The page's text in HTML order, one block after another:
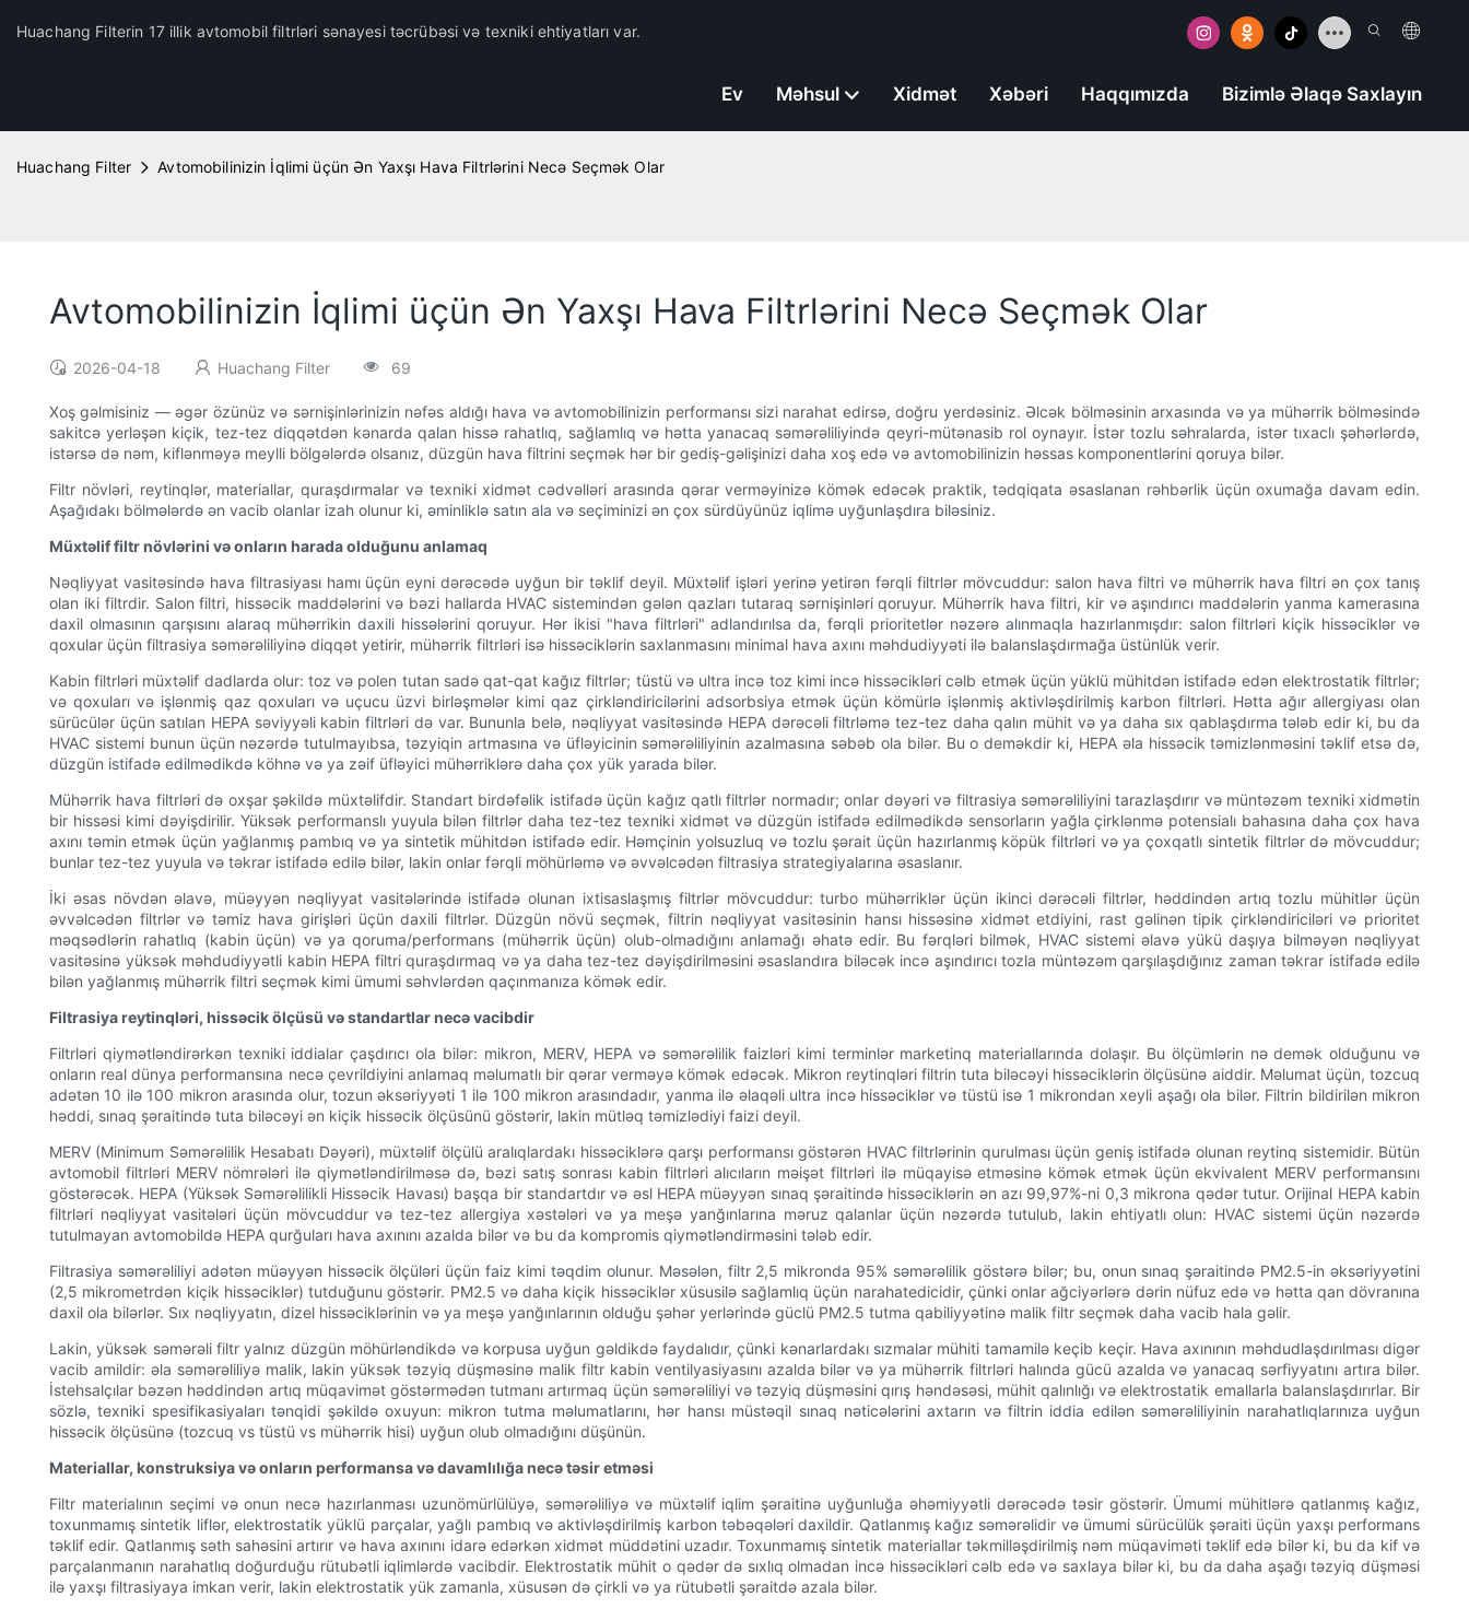
Huachang Filterin 17 illik avtomobil filtrləri sənayesi təcrübəsi və texniki ehtiyatları var.
Ev Məhsul Xidmət Xəbəri Haqqımızda Bizimlə Əlaqə Saxlayın
Huachang Filter Avtomobilinizin İqlimi üçün Ən Yaxşı Hava Filtrlərini Necə Seçmək Olar
Avtomobilinizin İqlimi üçün Ən Yaxşı Hava Filtrlərini Necə Seçmək Olar
2026-04-18 Huachang Filter 69
Xoş gəlmisiniz — əgər özünüz və sərnişinlərinizin nəfəs aldığı hava və avtomobilinizin performansı sizi narahat edirsə, doğru yerdəsiniz. Əlcək bölməsinin arxasında və ya mühərrik bölməsində
sakitcə yerləşən kiçik, tez-tez diqqətdən kənarda qalan hissə rahatlıq, sağlamlıq və hətta yanacaq səmərəliliyində qeyri-mütənasib rol oynayır. İstər tozlu səhralarda, istər tıxaclı şəhərlərdə,
istərsə də nəm, kiflənməyə meylli bölgələrdə olsanız, düzgün hava filtrini seçmək hər bir gediş-gəlişinizi daha xoş edə və avtomobilinizin həssas komponentlərini qoruya bilər.
Filtr növləri, reytinqlər, materiallar, quraşdırmalar və texniki xidmət cədvəlləri arasında qərar verməyinizə kömək edəcək praktik, tədqiqata əsaslanan rəhbərlik üçün oxumağa davam edin.
Aşağıdakı bölmələrdə ən vacib olanlar izah olunur ki, əminliklə satın ala və seçiminizi ən çox sürdüyünüz iqlimə uyğunlaşdıra biləsiniz.
Müxtəlif filtr növlərini və onların harada olduğunu anlamaq
Nəqliyyat vasitəsində hava filtrasiyası hamı üçün eyni dərəcədə uyğun bir təklif deyil. Müxtəlif işləri yerinə yetirən fərqli filtrlər mövcuddur: salon hava filtri və mühərrik hava filtri ən çox tanış
olan iki filtrdir. Salon filtri, hissəcik maddələrini və bəzi hallarda HVAC sistemindən gələn qazları tutaraq sərnişinləri qoruyur. Mühərrik hava filtri, kir və aşındırıcı maddələrin yanma kamerasına
daxil olmasının qarşısını alaraq mühərrikin daxili hissələrini qoruyur. Hər ikisi "hava filtrləri" adlandırılsa da, fərqli prioritetlər nəzərə alınmaqla hazırlanmışdır: salon filtrləri kiçik hissəciklər və
qoxular üçün filtrasiya səmərəliliyinə diqqət yetirir, mühərrik filtrləri isə hissəciklərin saxlanmasını minimal hava axını məhdudiyyəti ilə balanslaşdırmağa üstünlük verir.
Kabin filtrləri müxtəlif dadlarda olur: toz və polen tutan sadə qat-qat kağız filtrlər; tüstü və ultra incə toz kimi incə hissəcikləri cəlb etmək üçün yüklü mühitdən istifadə edən elektrostatik filtrlər;
və qoxuları və işlənmiş qaz qoxuları və uçucu üzvi birləşmələr kimi qaz çirkləndiricilərini adsorbsiya etmək üçün kömürlə işlənmiş aktivləşdirilmiş karbon filtrləri. Hətta ağır allergiyası olan
sürücülər üçün satılan HEPA səviyyəli kabin filtrləri də var. Bununla belə, nəqliyyat vasitəsində HEPA dərəcəli filtrləmə tez-tez daha qalın mühit və ya daha sıx qablaşdırma tələb edir ki, bu da
HVAC sistemi bunun üçün nəzərdə tutulmayıbsa, təzyiqin artmasına və üfləyicinin səmərəliliyinin azalmasına səbəb ola bilər. Bu o deməkdir ki, HEPA əla hissəcik təmizlənməsini təklif etsə də,
düzgün istifadə edilmədikdə köhnə və ya zəif üfləyici mühərriklərə daha çox yük yarada bilər.
Mühərrik hava filtrləri də oxşar şəkildə müxtəlifdir. Standart birdəfəlik istifadə üçün kağız qatlı filtrlər normadır; onlar dəyəri və filtrasiya səmərəliliyini tarazlaşdırır və müntəzəm texniki xidmətin
bir hissəsi kimi dəyişdirilir. Yüksək performanslı yuyula bilən filtrlər daha tez-tez texniki xidmət və düzgün istifadə edilmədikdə sensorların yağla çirklənmə potensialı bahasına daha çox hava
axını təmin etmək üçün yağlanmış pambıq və ya sintetik mühitdən istifadə edir. Həmçinin yolsuzluq və tozlu şərait üçün hazırlanmış köpük filtrləri və ya çoxqatlı sintetik filtrlər də mövcuddur;
bunlar tez-tez yuyula və təkrar istifadə edilə bilər, lakin onlar fərqli möhürləmə və əvvəlcədən filtrasiya strategiyalarına əsaslanır.
İki əsas növdən əlavə, müəyyən nəqliyyat vasitələrində istifadə olunan ixtisaslaşmış filtrlər mövcuddur: turbo mühərriklər üçün ikinci dərəcəli filtrlər, həddindən artıq tozlu mühitlər üçün
əvvəlcədən filtrlər və təmiz hava girişləri üçün daxili filtrlər. Düzgün növü seçmək, filtrin nəqliyyat vasitəsinin hansı hissəsinə xidmət etdiyini, rast gəlinən tipik çirkləndiriciləri və prioritet
məqsədlərin rahatlıq (kabin üçün) və ya qoruma/performans (mühərrik üçün) olub-olmadığını anlamağı əhatə edir. Bu fərqləri bilmək, HVAC sistemi əlavə yükü daşıya bilməyən nəqliyyat
vasitəsinə yüksək məhdudiyyətli kabin HEPA filtri quraşdırmaq və ya daha tez-tez dəyişdirilməsini əsaslandıra biləcək incə aşındırıcı tozla müntəzəm qarşılaşdığınız zaman təkrar istifadə edilə
bilən yağlanmış mühərrik filtri seçmək kimi ümumi səhvlərdən qaçınmanıza kömək edir.
Filtrasiya reytinqləri, hissəcik ölçüsü və standartlar necə vacibdir
Filtrləri qiymətləndirərkən texniki iddialar çaşdırıcı ola bilər: mikron, MERV, HEPA və səmərəlilik faizləri kimi terminlər marketinq materiallarında dolaşır. Bu ölçümlərin nə demək olduğunu və
onların real dünya performansına necə çevrildiyini anlamaq məlumatlı bir qərar verməyə kömək edəcək. Mikron reytinqləri filtrin tuta biləcəyi hissəciklərin ölçüsünə aiddir. Məlumat üçün, tozcuq
adətən 10 ilə 100 mikron arasında olur, tozun əksəriyyəti 1 ilə 100 mikron arasındadır, yanma ilə əlaqəli ultra incə hissəciklər və tüstü isə 1 mikrondan xeyli aşağı ola bilər. Filtrin bildirilən mikron
həddi, sınaq şəraitində tuta biləcəyi ən kiçik hissəcik ölçüsünü göstərir, lakin mütləq təmizlədiyi faizi deyil.
MERV (Minimum Səmərəlilik Hesabatı Dəyəri), müxtəlif ölçülü aralıqlardakı hissəciklərə qarşı performansı göstərən HVAC filtrlərinin qurulması üçün geniş istifadə olunan reytinq sistemidir. Bütün
avtomobil filtrləri MERV nömrələri ilə qiymətləndirilməsə də, bəzi satış sonrası kabin filtrləri alıcıların məişət filtrləri ilə müqayisə etməsinə kömək etmək üçün ekvivalent MERV performansını
göstərəcək. HEPA (Yüksək Səmərəlilikli Hissəcik Havası) başqa bir standartdır və əsl HEPA müəyyən sınaq şəraitində hissəciklərin ən azı 99,97%-ni 0,3 mikrona qədər tutur. Orijinal HEPA kabin
filtrləri nəqliyyat vasitələri üçün mövcuddur və tez-tez allergiya xəstələri və ya meşə yanğınlarına məruz qalanlar üçün nəzərdə tutulub, lakin ehtiyatlı olun: HVAC sistemi üçün nəzərdə
tutulmayan avtomobildə HEPA qurğuları hava axınını azalda bilər və bu da kompromis qiymətləndirməsini tələb edir.
Filtrasiya səmərəliliyi adətən müəyyən hissəcik ölçüləri üçün faiz kimi təqdim olunur. Məsələn, filtr 2,5 mikronda 95% səmərəlilik göstərə bilər; bu, onun sınaq şəraitində PM2.5-in əksəriyyətini
(2,5 mikrometrdən kiçik hissəciklər) tutduğunu göstərir. PM2.5 və daha kiçik hissəciklər xüsusilə sağlamlıq üçün narahatedicidir, çünki onlar ağciyərlərə dərin nüfuz edə və hətta qan dövranına
daxil ola bilərlər. Sıx nəqliyyatın, dizel hissəciklərinin və ya meşə yanğınlarının olduğu şəhər yerlərində güclü PM2.5 tutma qabiliyyətinə malik filtr seçmək daha vacib hala gəlir.
Lakin, yüksək səmərəli filtr yalnız düzgün möhürləndikdə və korpusa uyğun gəldikdə faydalıdır, çünki kənarlardakı sızmalar mühiti tamamilə keçib keçir. Hava axınının məhdudlaşdırılması digər
vacib amildir: əla səmərəliliyə malik, lakin yüksək təzyiq düşməsinə malik filtr kabin ventilyasiyasını azalda bilər və ya mühərrik filtrləri halında gücü azalda və yanacaq sərfiyyatını artıra bilər.
İstehsalçılar bəzən həddindən artıq müqavimət göstərmədən tutmanı artırmaq üçün səmərəliliyi və təzyiq düşməsini qırış həndəsəsi, mühit qalınlığı və elektrostatik emallarla balanslaşdırırlar. Bir
sözlə, texniki spesifikasiyaları tənqidi şəkildə oxuyun: mikron tutma məlumatlarını, hər hansı müstəqil sınaq nəticələrini axtarın və filtrin iddia edilən səmərəliliyinin narahatlıqlarınıza uyğun
hissəcik ölçüsünə (tozcuq vs tüstü vs mühərrik hisi) uyğun olub olmadığını düşünün.
Materiallar, konstruksiya və onların performansa və davamlılığa necə təsir etməsi
Filtr materialının seçimi və onun necə hazırlanması uzunömürlülüyə, səmərəliliyə və müxtəlif iqlim şəraitinə uyğunluğa əhəmiyyətli dərəcədə təsir göstərir. Ümumi mühitlərə qatlanmış kağız,
toxunmamış sintetik liflər, elektrostatik yüklü parçalar, yağlı pambıq və aktivləşdirilmiş karbon təbəqələri daxildir. Qatlanmış kağız səmərəlidir və ümumi sürücülük şəraiti üçün yaxşı performans
təklif edir. Qatlanmış səth sahəsini artırır və hava axınını idarə edərkən xidmət müddətini uzadır. Toxunmamış sintetik materiallar təkmilləşdirilmiş nəm müqaviməti təklif edə bilər ki, bu da kif və
parçalanmanın narahatlıq doğurduğu rütubətli iqlimlərdə vacibdir. Elektrostatik mühit o qədər də sıxlıq olmadan incə hissəcikləri cəlb edə və saxlaya bilər ki, bu da daha aşağı təzyiq düşməsi
ilə yaxşı filtrasiyaya imkan verir, lakin elektrostatik yük zamanla, xüsusən də çirkli və ya rütubətli şəraitdə azala bilər.